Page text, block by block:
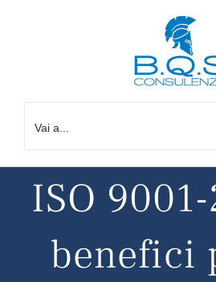
Vai a...
ISO
benefici